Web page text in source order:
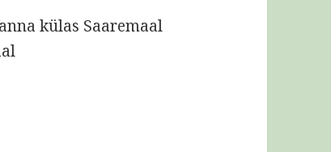
külas Saaremaal